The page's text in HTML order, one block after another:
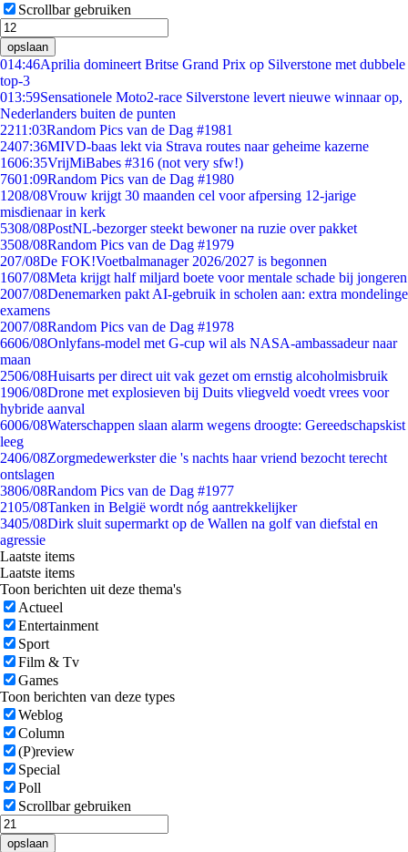
Scrollbar gebruiken
opslaan
014:46Aprilia domineert Britse Grand Prix op Silverstone met dubbele
top-3
013:59Sensationele Moto2-race Silverstone levert nieuwe winnaar op,
Nederlanders buiten de punten
2211:03Random Pics van de Dag #1981
2407:36MIVD-baas lekt via Strava routes naar geheime kazerne
1606:35VrijMiBabes #316 (not very sfw!)
7601:09Random Pics van de Dag #1980
1208/08Vrouw krijgt 30 maanden cel voor afpersing 12-jarige
misdienaar in kerk
5308/08PostNL-bezorger steekt bewoner na ruzie over pakket
3508/08Random Pics van de Dag #1979
207/08De FOK!Voetbalmanager 2026/2027 is begonnen
1607/08Meta krijgt half miljard boete voor mentale schade bij jongeren
2007/08Denemarken pakt AI-gebruik in scholen aan: extra mondelinge
examens
2007/08Random Pics van de Dag #1978
6606/08Onlyfans-model met G-cup wil als NASA-ambassadeur naar
maan
2506/08Huisarts per direct uit vak gezet om ernstig alcoholmisbruik
1906/08Drone met explosieven bij Duits vliegveld voedt vrees voor
hybride aanval
6006/08Waterschappen slaan alarm wegens droogte: Gereedschapskist
leeg
2406/08Zorgmedewerkster die 's nachts haar vriend bezocht terecht
ontslagen
3806/08Random Pics van de Dag #1977
2105/08Tanken in België wordt nóg aantrekkelijker
3405/08Dirk sluit supermarkt op de Wallen na golf van diefstal en
agressie
Laatste items
Laatste items
Toon berichten uit deze thema's
Actueel
Entertainment
Sport
Film & Tv
Games
Toon berichten van deze types
Weblog
Column
(P)review
Special
Poll
Scrollbar gebruiken
opslaan